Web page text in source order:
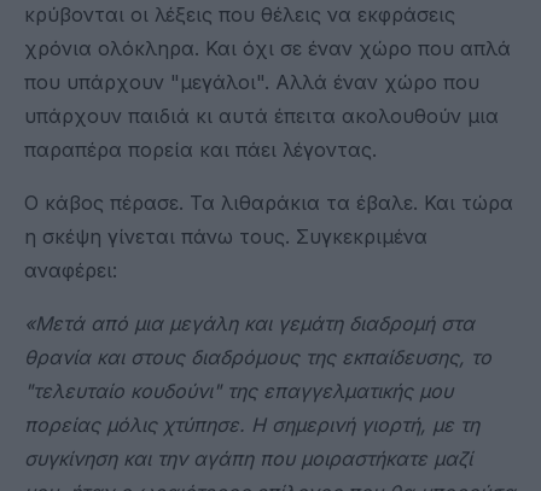
κρύβονται οι λέξεις που θέλεις να εκφράσεις
χρόνια ολόκληρα. Και όχι σε έναν χώρο που απλά
που υπάρχουν "μεγάλοι". Αλλά έναν χώρο που
υπάρχουν παιδιά κι αυτά έπειτα ακολουθούν μια
παραπέρα πορεία και πάει λέγοντας.
Ο κάβος πέρασε. Τα λιθαράκια τα έβαλε. Και τώρα
η σκέψη γίνεται πάνω τους. Συγκεκριμένα
αναφέρει:
«Μετά από μια μεγάλη και γεμάτη διαδρομή στα
θρανία και στους διαδρόμους της εκπαίδευσης, το
"τελευταίο κουδούνι" της επαγγελματικής μου
πορείας μόλις χτύπησε. Η σημερινή γιορτή, με τη
συγκίνηση και την αγάπη που μοιραστήκατε μαζί